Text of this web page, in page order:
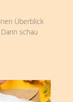
Überblick
schau